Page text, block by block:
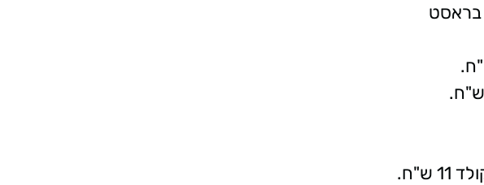
בראסט
ש"ח.